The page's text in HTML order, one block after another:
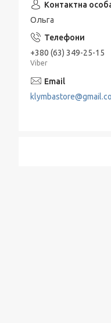
Льодогенератор
Електрогриль
Термоси
Барбекю и гриль
Хлебница
Ольга
+380 (63) 349-25-15
Viber